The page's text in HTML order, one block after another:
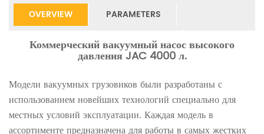
OVERVIEW PARAMETERS
Коммерческий вакуумный насос высокого
давления JAC 4000 л.
Модели вакуумных грузовиков были разработаны с
использованием новейших технологий специально для
местных условий эксплуатации. Каждая модель в
ассортименте предназначена для работы в самых жестких